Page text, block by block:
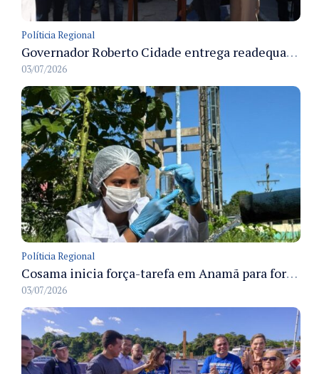
Políticia Regional
Governador Roberto Cidade entrega readequação do ambulatório da FCecon e amplia capacidade de atendimento oncológico em Manaus
03/07/2026
Políticia Regional
Cosama inicia força-tarefa em Anamã para fortalecer abastecimento de água e segurança hídrica da população
03/07/2026